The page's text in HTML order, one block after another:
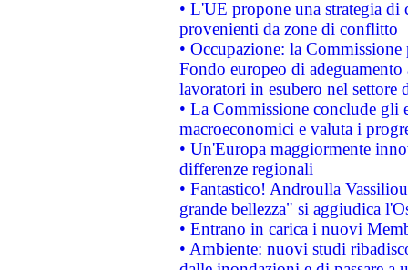
• L'UE propone una strategia
provenienti da zone di conflitto
• Occupazione: la
Fondo europeo di
lavoratori in esubero nel
• La Commissione conclude
macroeconomici e valuta i
• Un'Europa maggiormente
differenze regionali
• Fantastico! Androulla
grande bellezza" si aggiudica
• Entrano in carica i nuovi
• Ambiente: nuovi studi